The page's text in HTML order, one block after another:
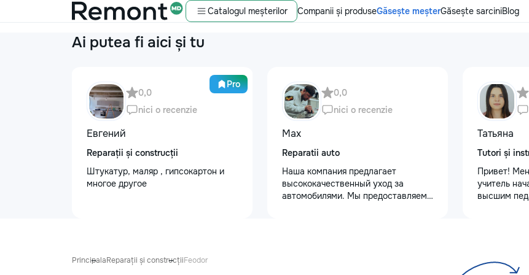
Catalogul meșterilor Companii și produseGăsește meșterGăsește sarciniBlog
Ai putea fi aici și tu
Pro
0,0
nici o recenzie
Евгений
Reparații și construcții
Штукатур, маляр , гипсокартон и
многое другое
0,0
nici o recenzie
Max
Reparatii auto
Наша компания предлагает
высококачественный уход за
автомобилями. Мы предоставляем
Татьяна
Tutori și
Привет!
учитель
высшим
✨ развитие
PrincipalaReparații și construcțiiFeodor